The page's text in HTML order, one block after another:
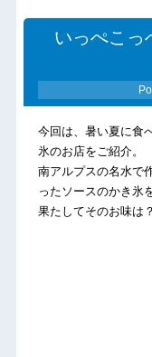
いっぺこっ
今回は、暑い夏に食
氷のお店をご紹介。
南アルプスの名水で
ったソースのかき氷
果たしてそのお味は